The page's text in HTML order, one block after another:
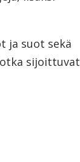
ja suot sekä
sijoittuvat